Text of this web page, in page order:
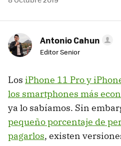
Antonio Cahun
Editor Senior
Los iPhone 11 Pro y
los smartphones más
ya lo sabíamos. Sin
pequeño porcentaje de
pagarlos, existen